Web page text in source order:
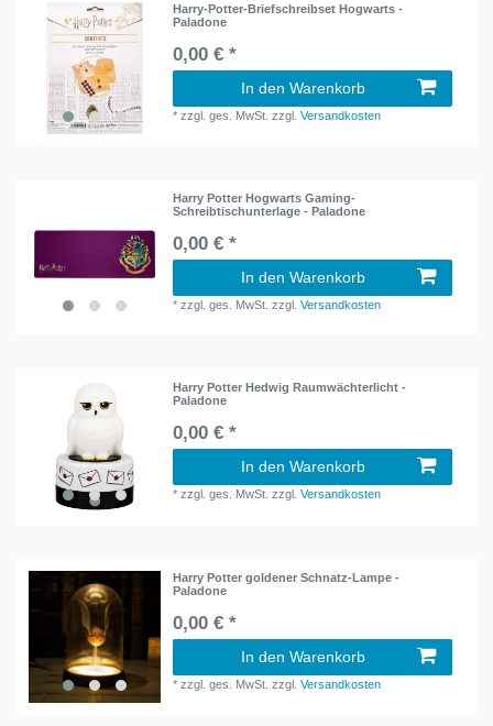
Harry-Potter-Briefschreibset Hogwarts -
Paladone
0,00 € *
In den Warenkorb
*zzgl. ges. MwSt. zzgl.Versandkosten
Harry Potter Hogwarts Gaming-
Schreibtischunterlage - Paladone
0,00 € *
In den Warenkorb
*zzgl. ges. MwSt. zzgl.Versandkosten
Harry Potter Hedwig Raumwächterlicht -
Paladone
0,00 € *
In den Warenkorb
*zzgl. ges. MwSt. zzgl.Versandkosten
Harry Potter goldener Schnatz-Lampe -
Paladone
0,00 € *
In den Warenkorb
*zzgl. ges. MwSt. zzgl.Versandkosten